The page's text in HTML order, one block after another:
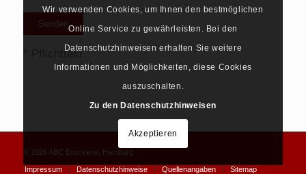
* Pflichtfeld
© 2026 ABC Druckerei, Hamburg
Impressum Datenschutzhinweise Quellenangaben Sitemap
Wir verwenden Cookies, um Ihnen den bestmöglichen
Online Service zu gewährleisten. Bei den
Datenschutzhinweisen erhalten Sie weitere
Informationen und Möglichkeiten, diese Cookies
auszuschalten.
Zu den Datenschutzhinweisen
Akzeptieren